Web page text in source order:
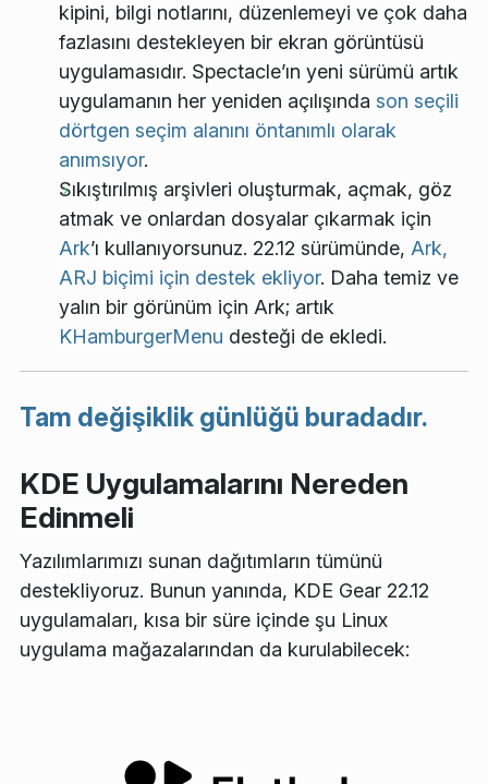
kipini, bilgi notlarını, düzenlemeyi ve çok daha
fazlasını destekleyen bir ekran görüntüsü
uygulamasıdır. Spectacle’ın yeni sürümü artık
uygulamanın her yeniden açılışında son seçili
dörtgen seçim alanını öntanımlı olarak
anımsıyor.
Sıkıştırılmış arşivleri oluşturmak, açmak, göz
atmak ve onlardan dosyalar çıkarmak için
Ark’ı kullanıyorsunuz. 22.12 sürümünde, Ark,
ARJ biçimi için destek ekliyor. Daha temiz ve
yalın bir görünüm için Ark; artık
KHamburgerMenu desteği de ekledi.
Tam değişiklik günlüğü buradadır.
KDE Uygulamalarını Nereden
Edinmeli
Yazılımlarımızı sunan dağıtımların tümünü
destekliyoruz. Bunun yanında, KDE Gear 22.12
uygulamaları, kısa bir süre içinde şu Linux
uygulama mağazalarından da kurulabilecek: